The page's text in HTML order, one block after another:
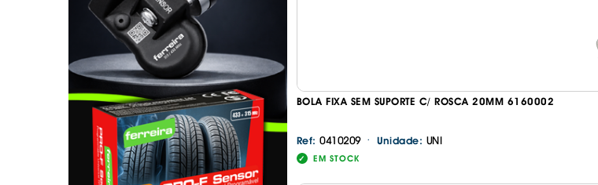
. SEGURANÇA DE CARGA
. SUPORTE BICICLETAS
. TAMPÕES JANTES
. TAPETES ORIGINAIS BORRACHA
MALA
. TAPETES UNIVERSAIS ALCATIFA
. TAPETES UNIVERSAIS ALCATIFA
MALA
. TAPETES UNIVERSAIS BORRACHA
. TAPETES UNIVERSAIS BORRACHA
MALA
BOLA FIXA SEM SUPORTE C/ ROSCA 20MM 6160002
Ref: 0410209 · Unidade: UNI
EM STOCK